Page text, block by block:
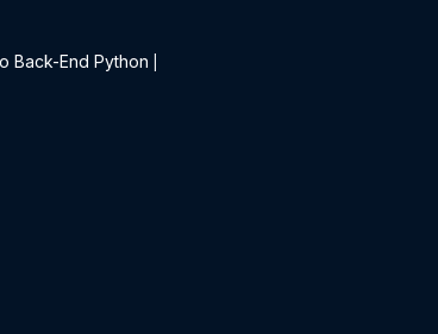
Back-End Python